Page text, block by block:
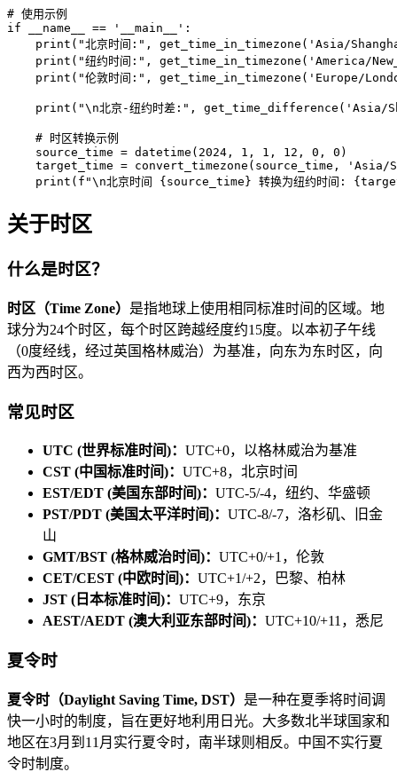
# 使用示例
if __name__ == '__main__':
print("北京时间:", get_time_in_timezone('Asia/
print("纽约时间:", get_time_in_timezone('America/
print("伦敦时间:", get_time_in_timezone('Europe/
print("\n北京-纽约时差:",
    # 时区转换示例
    source_time = datetime(2024, 1, 1, 12, 0, 0)
target_time = convert_timezone(source_time, 'Asia/
print(f"\n北京时间 {source_time} 转换为纽约时间:
关于时区
什么是时区？
时区（Time Zone） 是指地球上使用相同标准时间的区域。地
球分为24个时区，每个时区跨越经度约15度。以本初子午线
（0度经线，经过英国格林威治）为基准，向东为东时区，向
西为西时区。
常见时区
UTC (世界标准时间)： UTC+0，以格林威治为基准
CST (中国标准时间)： UTC+8，北京时间
EST/EDT (美国东部时间)： UTC-5/-4，纽约、华盛顿
PST/PDT (美国太平洋时间)： UTC-8/-7，洛杉矶、旧金
山
GMT/BST (格林威治时间)： UTC+0/+1，伦敦
CET/CEST (中欧时间)： UTC+1/+2，巴黎、柏林
JST (日本标准时间)： UTC+9，东京
AEST/AEDT (澳大利亚东部时间)： UTC+10/+11，悉尼
夏令时
夏令时（Daylight Saving Time, DST） 是一种在夏季将时间调
快一小时的制度，旨在更好地利用日光。大多数北半球国家和
地区在3月到11月实行夏令时，南半球则相反。中国不实行夏
令时制度。